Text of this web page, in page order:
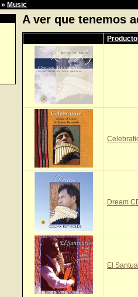
» Music
A ver que tenemos
Dream
El